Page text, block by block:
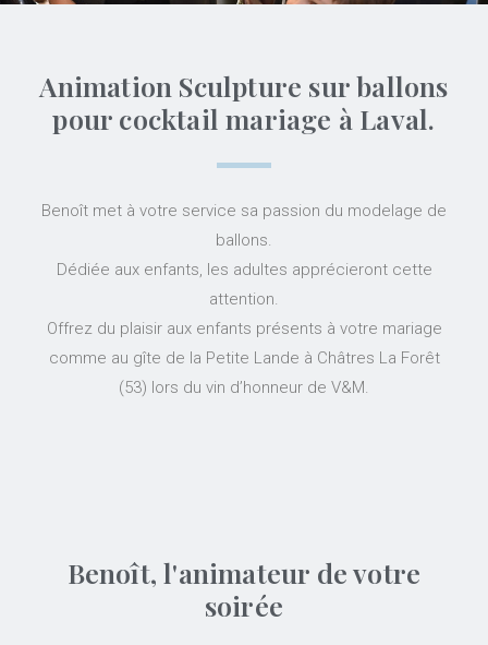
Animation Sculpture sur ballons
pour cocktail mariage à Laval.
Benoît met à votre service sa passion du modelage de
ballons.
Dédiée aux enfants, les adultes apprécieront cette
attention.
Offrez du plaisir aux enfants présents à votre mariage
comme au gîte de la Petite Lande à Châtres La Forêt
(53) lors du vin d’honneur de V&M.
Benoît, l'animateur de votre
soirée